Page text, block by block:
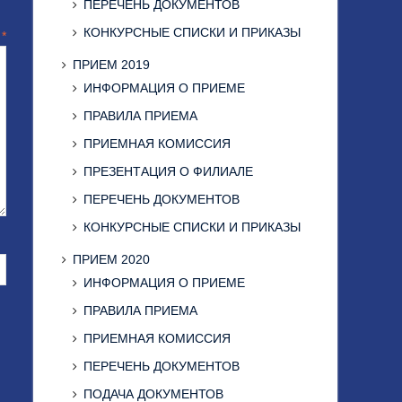
*
ПЕРЕЧЕНЬ ДОКУМЕНТОВ
КОНКУРСНЫЕ СПИСКИ И ПРИКАЗЫ
ПРИЕМ 2019
ИНФОРМАЦИЯ О ПРИЕМЕ
ПРАВИЛА ПРИЕМА
ПРИЕМНАЯ КОМИССИЯ
ПРЕЗЕНТАЦИЯ О ФИЛИАЛЕ
ПЕРЕЧЕНЬ ДОКУМЕНТОВ
КОНКУРСНЫЕ СПИСКИ И ПРИКАЗЫ
ПРИЕМ 2020
ИНФОРМАЦИЯ О ПРИЕМЕ
ПРАВИЛА ПРИЕМА
ПРИЕМНАЯ КОМИССИЯ
ПЕРЕЧЕНЬ ДОКУМЕНТОВ
ПОДАЧА ДОКУМЕНТОВ